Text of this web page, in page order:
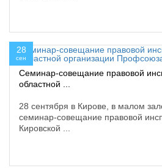
28
сен
Семинар-совещание правовой
областной ...
28 сентября в Кирове, в малом
семинар-совещание правовой
Кировской ...